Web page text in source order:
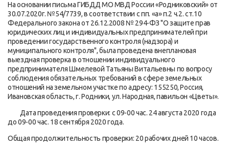
На основании письма ГИБДД МО МВД России «Родниковский» от
30.07.2020г. №54/7739, в соответствии с пп. «а» п.2 ч.2. ст.10
Федерального закона от 26.12.2008 № 294-ФЗ "О защите прав
юридических лиц и индивидуальных предпринимателей при
проведении государственного контроля (надзора) и
муниципального контроля", была проведена внеплановая
выездная проверка в отношении индивидуального
предпринимателя Шмелевой Татьяны Витальевны по вопросу
соблюдения обязательных требований в сфере земельных
отношений на земельном участке по адресу: 155250, Россия,
Ивановская область, г. Родники, ул. Народная, павильон «Цветы».
Дата проведения проверки: с 09-00 час. 24 августа 2020 года
до 09-00 час. 18 сентября 2020 года.
Общая продолжительность проверки: 20 рабочих дней 10 часов.